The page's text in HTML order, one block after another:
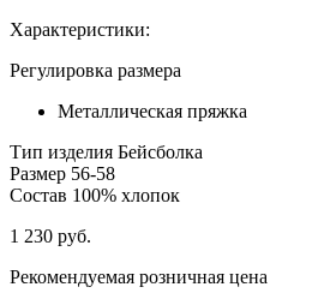
Характеристики:
Регулировка размера
Металлическая пряжка
Тип изделия Бейсболка
Размер 56-58
Состав 100% хлопок
1 230 руб.
Рекомендуемая розничная цена